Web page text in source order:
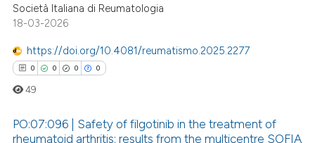
Società Italiana di Reumatologia
18-03-2026
https://doi.org/10.4081/reumatismo.2025.2277
0 0 0 0
49
PO:07:096 | Safety of filgotinib in the treatment of
rheumatoid arthritis: results from the multicentre SOFIA